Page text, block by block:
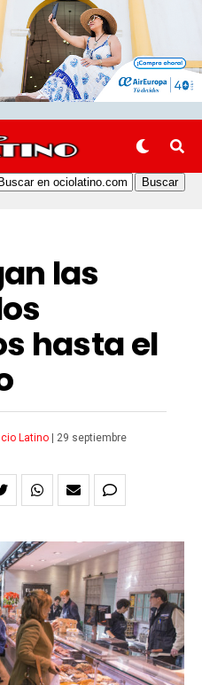
las
hasta el
Latino
29 septiembre